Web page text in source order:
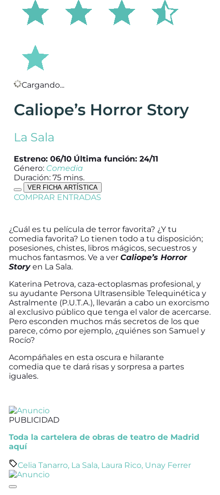
Cargando...
Caliope’s Horror Story
La Sala
Estreno: 06/10 Última función: 24/11
Género: Comedia
Duración: 75 mins.
VER FICHA ARTÍSTICA
COMPRAR ENTRADAS
¿Cuál es tu película de terror favorita? ¿Y tu
comedia favorita? Lo tienen todo a tu disposición;
posesiones, chistes, libros mágicos, secuestros y
muchos fantasmos. Ve a ver Caliope’s Horror
Storyen La Sala.
Katerina Petrova, caza-ectoplasmas profesional, y
su ayudante Persona Ultrasensible Telequinética y
Astralmente (P.U.T.A.), llevarán a cabo un exorcismo
al exclusivo público que tenga el valor de acercarse.
Pero esconden muchos más secretos de los que
parece, cómo por ejemplo, ¿quiénes son Samuel y
Rocío?
Acompáñales en esta oscura e hilarante
comedia que te dará risas y sorpresa a partes
iguales.
PUBLICIDAD
Toda la cartelera de obras de teatro de Madrid
aquí
Celia Tanarro, La Sala, Laura Rico, Unay Ferrer